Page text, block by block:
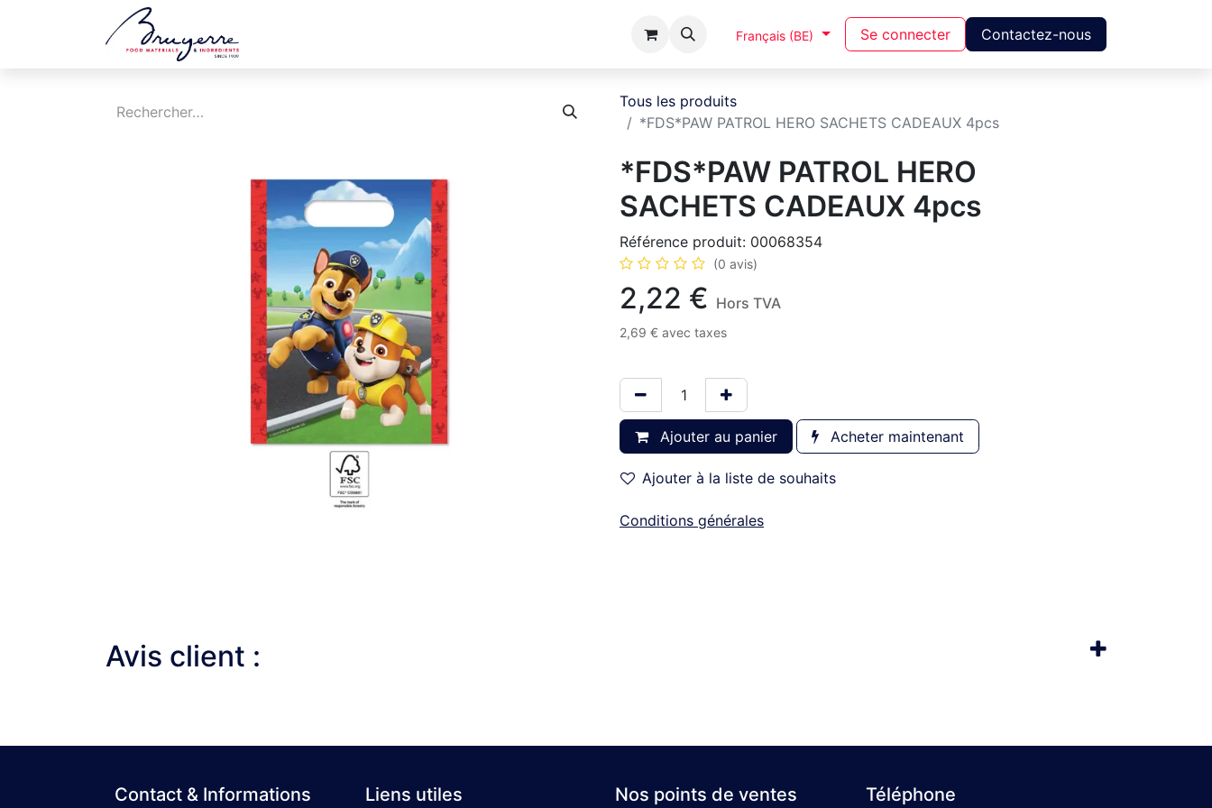
A Propos Français (BE) Se connecter Contactez-nous
Tous les produits
*FDS*PAW PATROL HERO SACHETS CADEAUX 4pcs
*FDS*PAW PATROL HERO
SACHETS CADEAUX 4pcs
Référence produit: 00068354
(0 avis)
2,22 € Hors TVA
2,69 € avec taxes
Ajouter au panier Acheter maintenant
Ajouter à la liste de souhaits
Conditions générales
Avis client :
Contact & Informations Liens utiles Téléphone
Nos points de ventes